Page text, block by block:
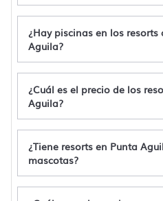
¿Hay piscinas en los resorts
Aguila?
¿Cuál es el precio de los
Aguila?
¿Tiene resorts en Punta
mascotas?